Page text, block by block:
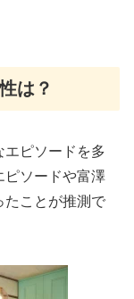
は？
エピソードを多
ピソードや富澤
たことが推測で